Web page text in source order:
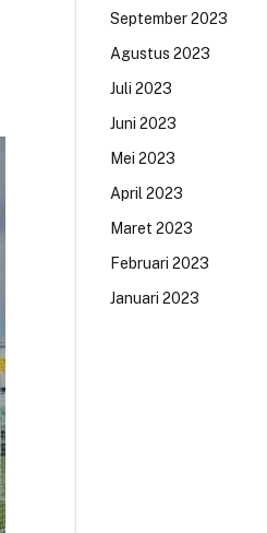
September 2023
Agustus 2023
Juli 2023
Juni 2023
Mei 2023
April 2023
Maret 2023
Februari 2023
Januari 2023